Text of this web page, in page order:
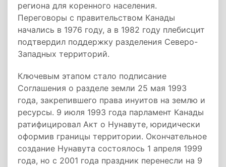
региона для коренного населения.
Переговоры с правительством Канады
начались в 1976 году, а в 1982 году плебисцит
подтвердил поддержку разделения Северо-
Западных территорий.
Ключевым этапом стало подписание
Соглашения о разделе земли 25 мая 1993
года, закрепившего права инуитов на землю и
ресурсы. 9 июля 1993 года парламент Канады
ратифицировал Акт о Нунавуте, юридически
оформив границы территории. Окончательное
создание Нунавута состоялось 1 апреля 1999
года, но с 2001 года праздник перенесли на 9